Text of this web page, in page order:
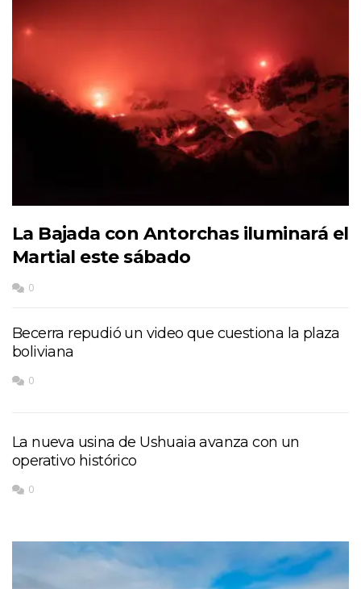
La Bajada con Antorchas iluminará el
Martial este sábado
0
Becerra repudió un video que cuestiona la plaza
boliviana
0
La nueva usina de Ushuaia avanza con un
operativo histórico
0